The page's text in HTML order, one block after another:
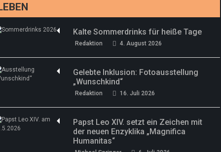
Kalte Sommerdrinks für heiße Tage
Redaktion 4. August 2026
Gelebte Inklusion: Fotoausstellung
„Wunschkind“
Redaktion 16. Juli 2026
Papst Leo XIV. setzt ein Zeichen mit
der neuen Enzyklika „Magnifica
Humanitas“